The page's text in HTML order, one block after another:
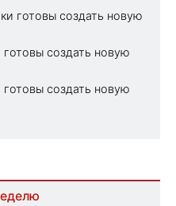
готовы создать новую
создать новую
создать новую